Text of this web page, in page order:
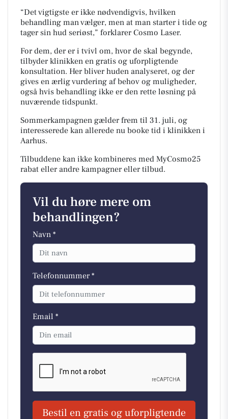
“Det vigtigste er ikke nødvendigvis, hvilken
behandling man vælger, men at man starter i tide og
tager sin hud seriøst,” forklarer Cosmo Laser.
For dem, der er i tvivl om, hvor de skal begynde,
tilbyder klinikken en gratis og uforpligtende
konsultation. Her bliver huden analyseret, og der
gives en ærlig vurdering af behov og muligheder,
også hvis behandling ikke er den rette løsning på
nuværende tidspunkt.
Sommerkampagnen gælder frem til 31. juli, og
interesserede kan allerede nu booke tid i klinikken i
Aarhus.
Tilbuddene kan ikke kombineres med MyCosmo25
rabat eller andre kampagner eller tilbud.
Vil du høre mere om
behandlingen?
Navn *
Telefonnummer *
Email *
Bestil en gratis og uforpligtende